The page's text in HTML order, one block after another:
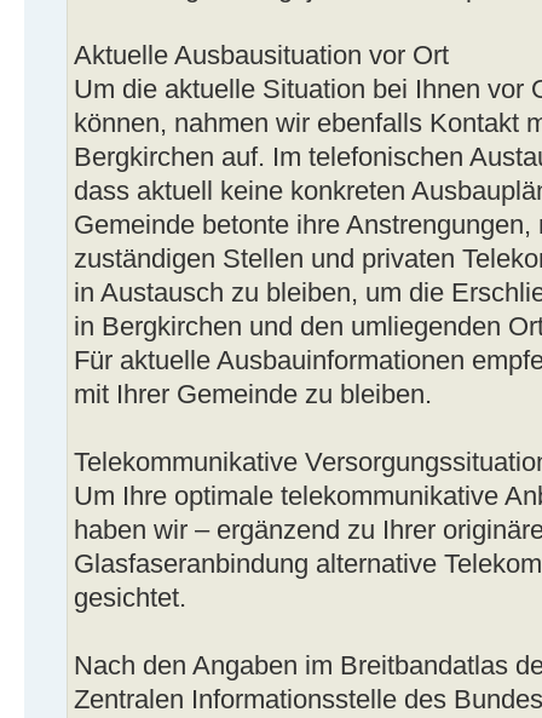
Aktuelle Ausbausituation vor Ort
Um die aktuelle Situation bei Ihnen vor
können, nahmen wir ebenfalls Kontakt
Bergkirchen auf. Im telefonischen
dass aktuell keine konkreten
Gemeinde betonte ihre
zuständigen Stellen und privaten
in Austausch zu bleiben, um die
in Bergkirchen und den umliegenden
Für aktuelle Ausbauinformationen
mit Ihrer Gemeinde zu bleiben.
Telekommunikative
Um Ihre optimale telekommunikative
haben wir – ergänzend zu Ihrer
Glasfaseranbindung alternative
gesichtet.
Nach den Angaben im Breitbandatlas
Zentralen Informationsstelle des